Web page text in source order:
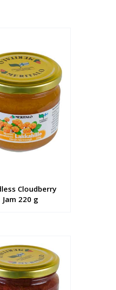
Cloudberry
Jam 220 g